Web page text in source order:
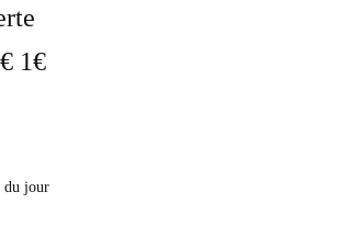
1€
du jour